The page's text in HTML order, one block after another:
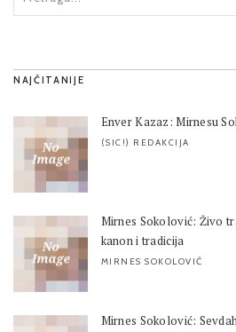
NAJČITANIJE
Enver Kazaz: Mirnesu
(SIC!) REDAKCIJA
Mirnes Sokolović: Živo
kanon i tradicija
MIRNES SOKOLOVIĆ
Mirnes Sokolović: